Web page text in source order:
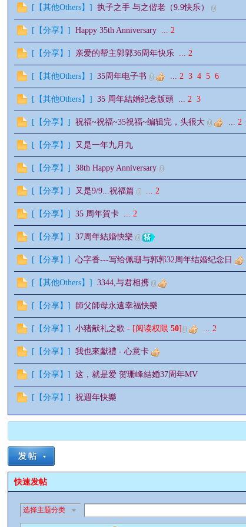
[ 【其他Others】] 执子之手 与之偕老（9.9快乐）
[ 【分享】] Happy 35th Anniversary ... 2
[ 【分享】] 亲爱的帮主郭郭36周年快乐 ... 2
[ 【其他Others】] 35周年电子书 ... 2 3 4 5 6
[ 【其他Others】] 35 周年結婚紀念版頭 ... 2 3
[ 【分享】] 祝福~祝福~35祝福~编辑完，头很大 ... 2
[ 【分享】] 又是一年九月九
[ 【分享】] 38th Happy Anniversary
[ 【分享】] 又是9/9...祝福篇 ... 2
[ 【分享】] 35 周年賀卡 ... 2
[ 【分享】] 37周年結婚快樂
[ 【分享】] 心字香---写给佩珊与郭郭32周年结婚纪念日
[ 【其他Others】] 3344,与君相携
[ 【分享】] 師父師母永遠幸福快樂
[ 【分享】] 小猪献礼之歌 - [阅读权限50] ... 2
[ 【分享】] 我也來獻禮 - 心意卡
[ 【分享】] 这，就是爱 贺珊峰結婚37周年MV
[ 【分享】] 祝週年快樂
快速发帖
选择主题分类